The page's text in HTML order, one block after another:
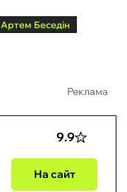
Артем Беседін
Реклама
9.9
На сайт